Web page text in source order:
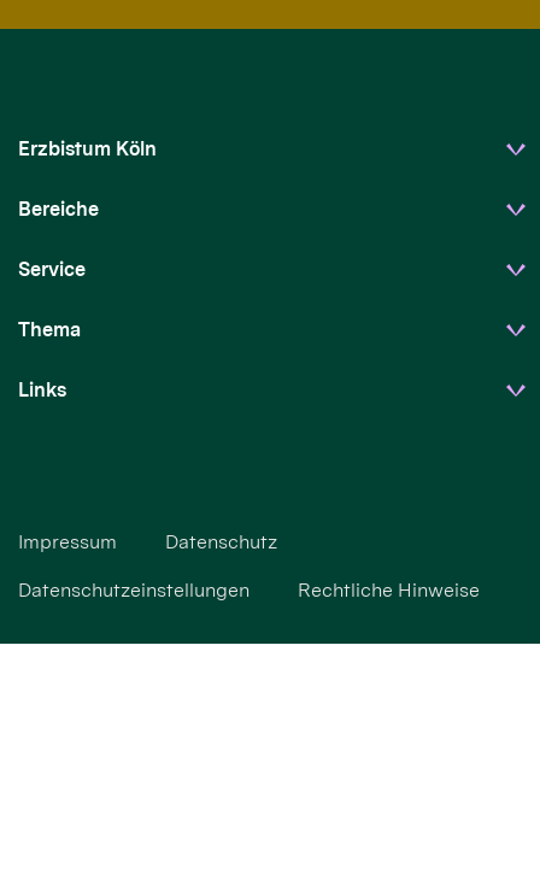
Erzbistum Köln
Bereiche
Service
Thema
Links
Impressum Datenschutz
Datenschutzeinstellungen Rechtliche Hinweise